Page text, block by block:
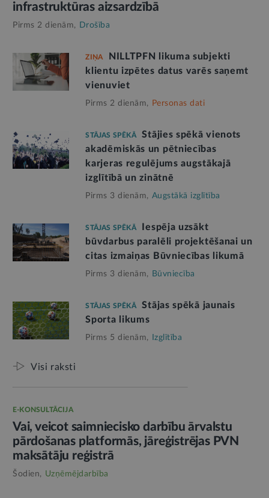
infrastruktūras aizsardzībā
Pirms 2 dienām, Drošība
ZIŅA
NILLTPFN likuma subjekti
klientu izpētes datus varēs saņemt
vienuviet
Pirms 2 dienām, Personas dati
STĀJAS SPĒKĀ
Stājies spēkā vienots
akadēmiskās un pētniecības
karjeras regulējums augstākajā
izglītībā un zinātnē
Pirms 3 dienām, Augstākā izglītība
STĀJAS SPĒKĀ
Iespēja uzsākt
būvdarbus paralēli projektēšanai un
citas izmaiņas Būvniecības likumā
Pirms 3 dienām, Būvniecība
STĀJAS SPĒKĀ
Stājas spēkā jaunais
Sporta likums
Pirms 5 dienām, Izglītība
Visi raksti
E-KONSULTĀCIJA
Vai, veicot saimniecisko darbību ārvalstu
pārdošanas platformās, jāreģistrējas PVN
maksātāju reģistrā
Šodien, Uzņēmējdarbība